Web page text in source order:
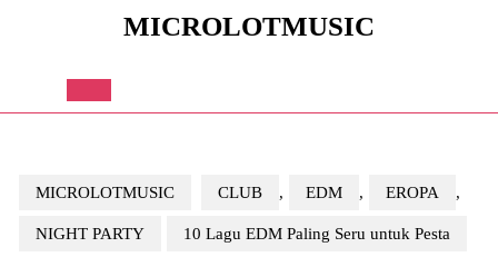
MICROLOTMUSIC
Open
MICROLOTMUSIC CLUB , EDM , EROPA ,
NIGHT PARTY 10 Lagu EDM Paling Seru untuk Pesta